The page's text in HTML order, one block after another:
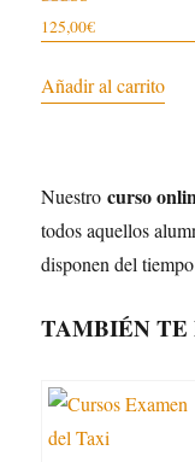
Valorado
con
125,00€
Añadir al carrito
Nuestrocurso
todos aquellos
disponen del
TAMBIÉN TE